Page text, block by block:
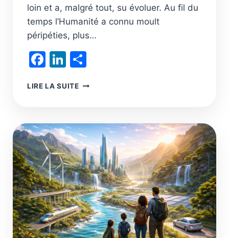
loin et a, malgré tout, su évoluer. Au fil du
temps l’Humanité a connu moult
péripéties, plus…
Facebook
LinkedIn
LIRE LA SUITECINQ
L’HISTOIRE
DE
L’HUMANITÉ
N’EST
QU’UNE
SUITE
DE
DÉPASSEMENTS
D’HORIZONS
INDÉPASSABLES